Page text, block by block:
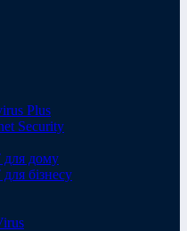
Plus
Security
дому
бізнесу